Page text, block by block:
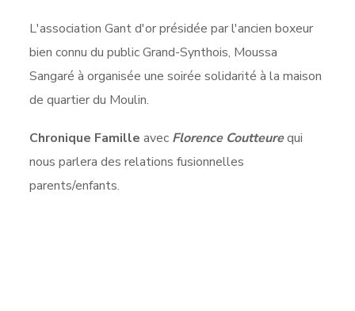
L'association Gant d'or présidée par l'ancien boxeur
bien connu du public Grand-Synthois, Moussa
Sangaré à organisée une soirée solidarité à la maison
de quartier du Moulin.
Chronique Famille avec Florence Coutteurequi
nous parlera des relations fusionnelles
parents/enfants.